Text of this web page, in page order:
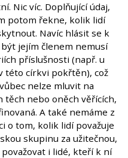
Nic víc. Doplňující údaj,
potom řekne, kolik lidí
Navíc hlásit se k
jejím členem nemusí
příslušnosti (např. u
této církvi pokřtěn), což
nelze mluvit na
těch nebo oněch věřících,
A také nemáme z
o tom, kolik lidí považuje
skupinu za užitečnou,
i lidé, kteří k ní